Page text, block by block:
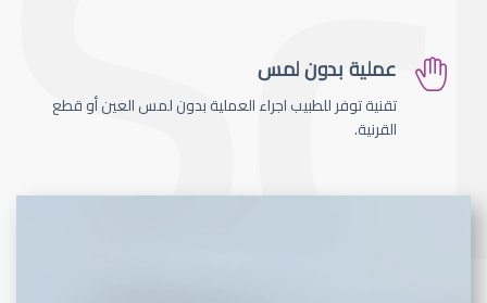
عملية بدون لمس
تقنية توفر للطبيب اجراء العملية بدون لمس العين أو قطع
القرنية.